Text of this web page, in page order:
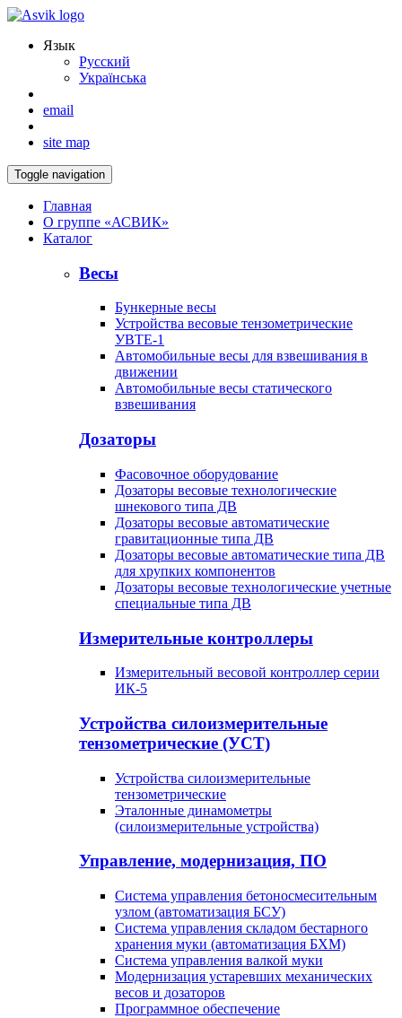
Язык
Русский
Українська
email
site map
Toggle navigation
Главная
О группе «АСВИК»
Каталог
Весы
Бункерные весы
Устройства весовые тензометрические
УВТЕ-1
Автомобильные весы для взвешивания в
движении
Автомобильные весы статического
взвешивания
Дозаторы
Фасовочное оборудование
Дозаторы весовые технологические
шнекового типа ДВ
Дозаторы весовые автоматические
гравитационные типа ДВ
Дозаторы весовые автоматические типа ДВ
для хрупких компонентов
Дозаторы весовые технологические учетные
специальные типа ДВ
Измерительные контроллеры
Измерительный весовой контроллер серии
ИК-5
Устройства силоизмерительные
тензометрические (УСТ)
Устройства силоизмерительные
тензометрические
Эталонные динамометры
(силоизмерительные устройства)
Управление, модернизация, ПО
Система управления бетоносмесительным
узлом (автоматизация БСУ)
Система управления складом бестарного
хранения муки (автоматизация БХМ)
Система управления валкой муки
Модернизация устаревших механических
весов и дозаторов
Программное обеспечение